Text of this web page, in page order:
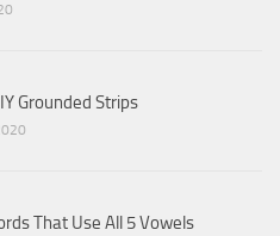
Grounded Strips
That Use All 5 Vowels